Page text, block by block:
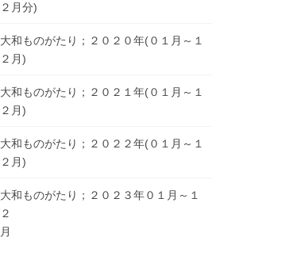
２月分)
大和ものがたり；２０２０年(０１月～１
２月)
大和ものがたり；２０２１年(０１月～１
２月)
大和ものがたり；２０２２年(０１月～１
２月)
大和ものがたり；２０２３年０１月～１
２
月